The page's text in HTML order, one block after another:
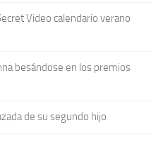
Video calendario verano
besándose en los premios
de su segundo hijo